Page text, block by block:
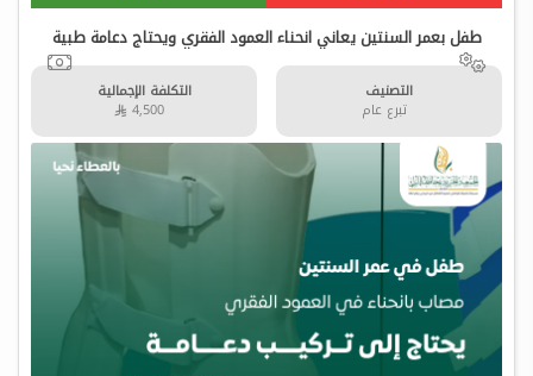
طفل بعمر السنتين يعاني انحناء العمود الفقري ويحتاج دعامة طبية
التصنيف
تبرع عام
التكلفة الإجمالية